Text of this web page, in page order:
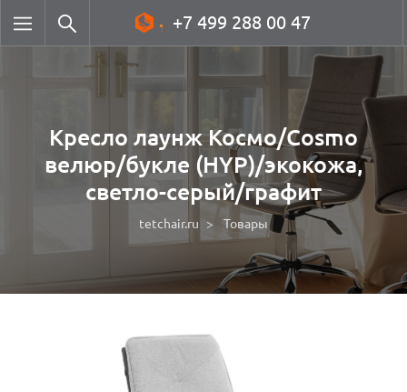
+7 499 288 00 47
Кресло лаунж Космо/Cosmo
велюр/букле (HYP)/экокожа,
светло-серый/графит
tetchair.ru Товары